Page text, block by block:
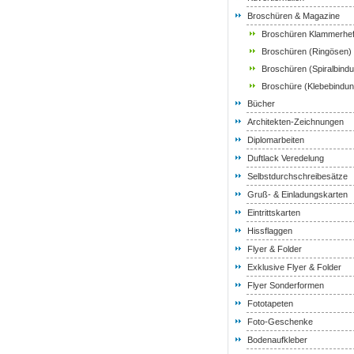
Broschüren & Magazine
Broschüren
Broschüren (Ringösen)
Broschüren
Broschüre
Bücher
Architekten-Zeichnungen
Diplomarbeiten
Duftlack Veredelung
Selbstdurchschreibesätze
Gruß- & Einladungskarten
Eintrittskarten
Hissflaggen
Flyer & Folder
Exklusive Flyer & Folder
Flyer Sonderformen
Fototapeten
Foto-Geschenke
Bodenaufkleber